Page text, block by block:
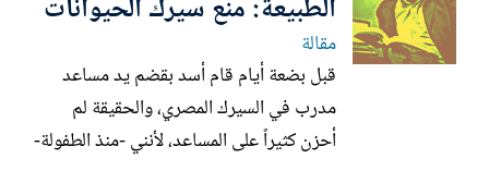
تاريخ صراعي مع الفلوس مشهود بالهزائم،...
الطبيعة: منع سيرك الحيوانات
مقالة
قبل بضعة أيام قام أسد بقضم يد مساعد
مدرب في السيرك المصري، والحقيقة لم
أحزن كثيراً على المساعد، لأنني -منذ الطفولة-